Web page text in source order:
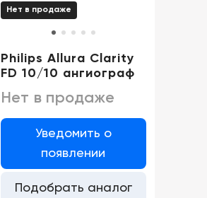
Нет в продаже
Philips Allura Clarity
FD 10/10 ангиограф
Нет в продаже
Уведомить о
появлении
Подобрать аналог